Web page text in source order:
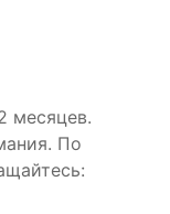
месяцев.
По